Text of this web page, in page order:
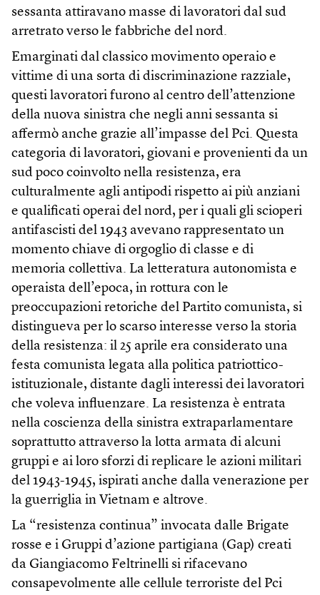
sessanta attiravano masse di lavoratori dal sud
arretrato verso le fabbriche del nord.
Emarginati dal classico movimento operaio e
vittime di una sorta di discriminazione razziale,
questi lavoratori furono al centro dell’attenzione
della nuova sinistra che negli anni sessanta si
affermò anche grazie all’impasse del Pci. Questa
categoria di lavoratori, giovani e provenienti da un
sud poco coinvolto nella resistenza, era
culturalmente agli antipodi rispetto ai più anziani
e qualificati operai del nord, per i quali gli scioperi
antifascisti del 1943 avevano rappresentato un
momento chiave di orgoglio di classe e di
memoria collettiva. La letteratura autonomista e
operaista dell’epoca, in rottura con le
preoccupazioni retoriche del Partito comunista, si
distingueva per lo scarso interesse verso la storia
della resistenza: il 25 aprile era considerato una
festa comunista legata alla politica patriottico-
istituzionale, distante dagli interessi dei lavoratori
che voleva influenzare. La resistenza è entrata
nella coscienza della sinistra extraparlamentare
soprattutto attraverso la lotta armata di alcuni
gruppi e ai loro sforzi di replicare le azioni militari
del 1943-1945, ispirati anche dalla venerazione per
la guerriglia in Vietnam e altrove.
La “resistenza continua” invocata dalle Brigate
rosse e i Gruppi d’azione partigiana (Gap) creati
da Giangiacomo Feltrinelli si rifacevano
consapevolmente alle cellule terroriste del Pci